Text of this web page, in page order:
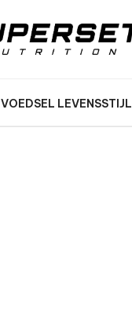
VOEDSEL LEVENSSTIJL